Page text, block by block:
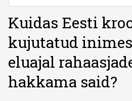
Kuidas Eesti
kujutatud
eluajal
hakkama said?